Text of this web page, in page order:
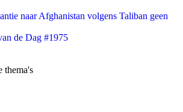
naar Afghanistan volgens Taliban geen
de Dag #1975
thema's